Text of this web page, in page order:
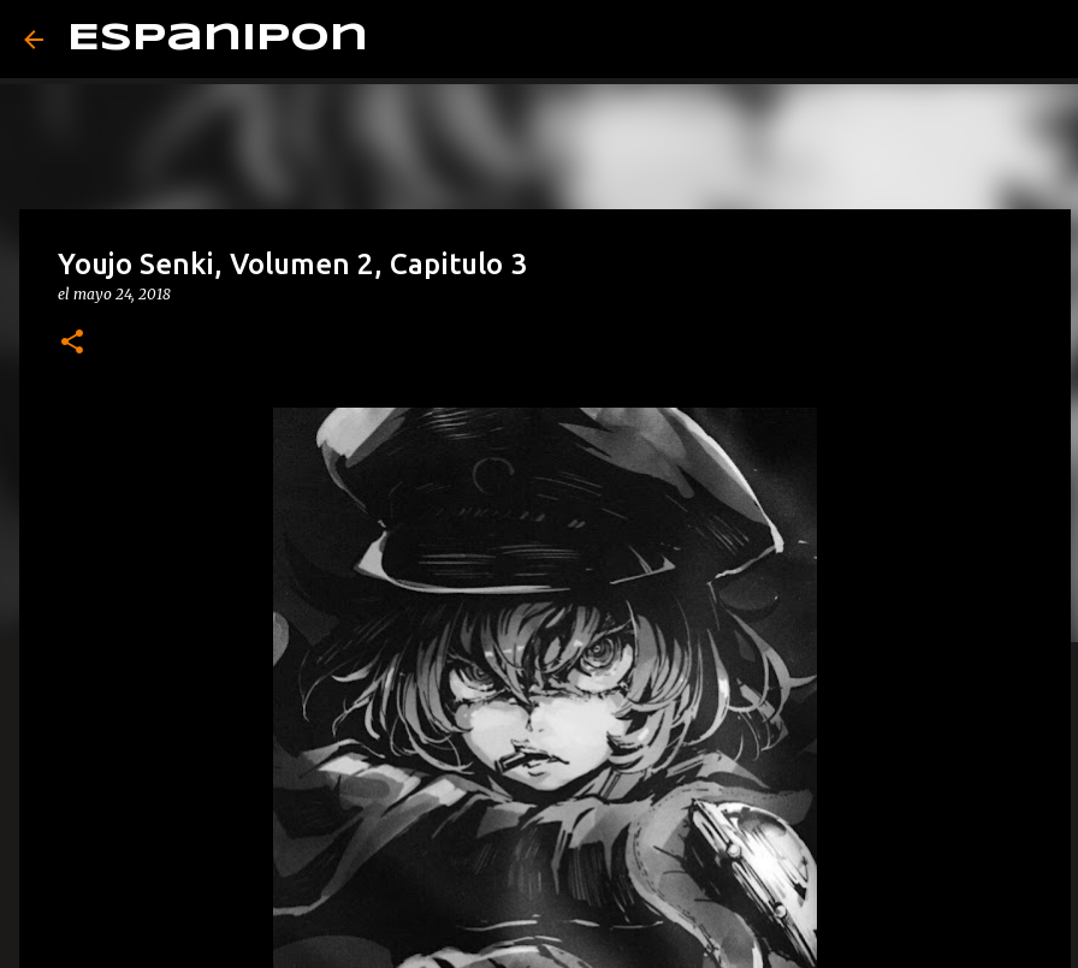
Espanipon
Youjo Senki, Volumen 2, Capitulo 3
el mayo 24, 2018